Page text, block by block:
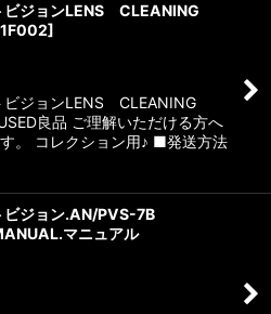
ビジョンLENS CLEANING
]
ビジョンLENS CLEANING
良品 ご理解いただける方へ
。 コレクション用♪ ■発送方法
ビジョン.AN/PVS-7B
マニュアル